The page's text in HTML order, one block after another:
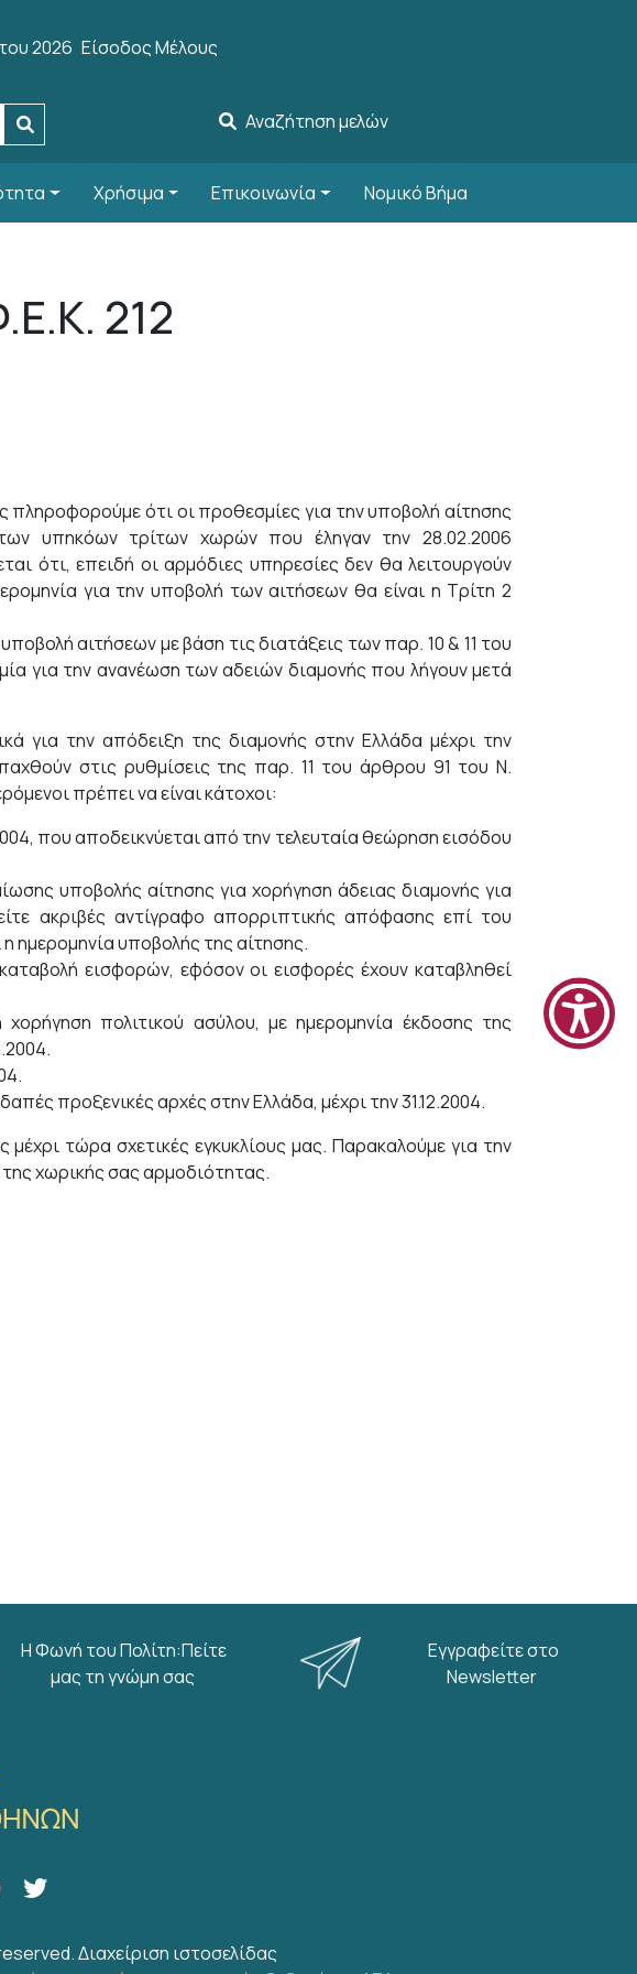
2026User account menu
Είσοδος Μέλους
Αναζήτηση μελών
Χρήσιμα Επικοινωνία Νομικό Βήμα
212
πληροφορούμε ότι οι προθεσμίες για την υποβολή αίτησης
υπηκόων τρίτων χωρών που έληγαν την 28.02.2006
ότι, επειδή οι αρμόδιες υπηρεσίες δεν θα λειτουργούν
για την υποβολή των αιτήσεων θα είναι η Τρίτη 2
αιτήσεων με βάση τις διατάξεις των παρ. 10 & 11 του
για την ανανέωση των αδειών διαμονής που λήγουν μετά
για την απόδειξη της διαμονής στην Ελλάδα μέχρι την
στις ρυθμίσεις της παρ. 11 του άρθρου 91 του Ν.
πρέπει να είναι κάτοχοι:
που αποδεικνύεται από την τελευταία θεώρηση εισόδου
υποβολής αίτησης για χορήγηση άδειας διαμονής για
ακριβές αντίγραφο απορριπτικής απόφασης επί του
ημερομηνία υποβολής της αίτησης.
εισφορών, εφόσον οι εισφορές έχουν καταβληθεί
πολιτικού ασύλου, με ημερομηνία έκδοσης της
προξενικές αρχές στην Ελλάδα, μέχρι την 31.12.2004.
τώρα σχετικές εγκυκλίους μας. Παρακαλούμε για την
χωρικής σας αρμοδιότητας.
Η Φωνή του Πολίτη:Πείτε
μας τη γνώμη σας
Εγγραφείτε στο
Newsletter
Διαχείριση ιστοσελίδας